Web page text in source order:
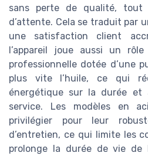
sans perte de qualité,
d’attente. Cela se traduit par
une satisfaction client
l’appareil joue aussi un
professionnelle dotée d’une
plus vite l’huile, ce qui
énergétique sur la durée et
service. Les modèles en
privilégier pour leur
d’entretien, ce qui limite les
prolonge la durée de vie de